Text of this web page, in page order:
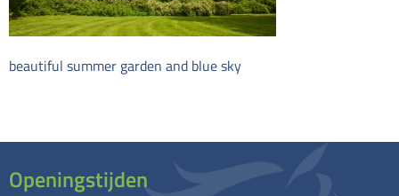
beautiful summer garden and blue sky
Openingstijden